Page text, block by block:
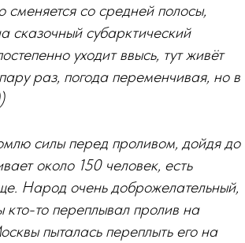
со средней полосы,
сказочный субарктический
уходит ввысь, тут живёт
раз, погода переменчивая, но в
силы перед проливом, дойдя до
около 150 человек, есть
Народ очень доброжелательный,
то переплывал пролив на
пыталась переплыть его на